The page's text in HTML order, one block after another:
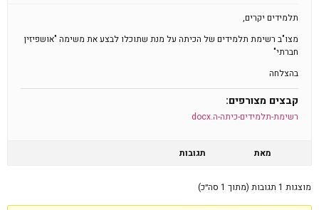
תלמידים יקרים,
מצו"ב רשימת תלמידים של הכיתה על מנת שתוכלו לבצע את משימה "אושפיזין
חברתי"
בהצלחה
קבצים מצורפים:
רשימת-תלמידים-כיתה-ה.docx
מאת תגובות
מוצגות 1 תגובות (מתוך 1 סה״כ)